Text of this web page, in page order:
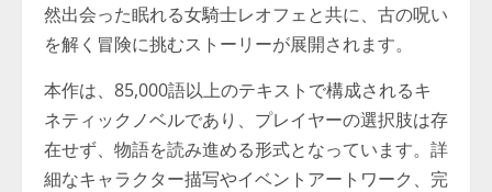
然出会った眠れる女騎士レオフェと共に、古の呪い
を解く冒険に挑むストーリーが展開されます。
本作は、85,000語以上のテキストで構成されるキ
ネティックノベルであり、プレイヤーの選択肢は存
在せず、物語を読み進める形式となっています。詳
細なキャラクター描写やイベントアートワーク、完